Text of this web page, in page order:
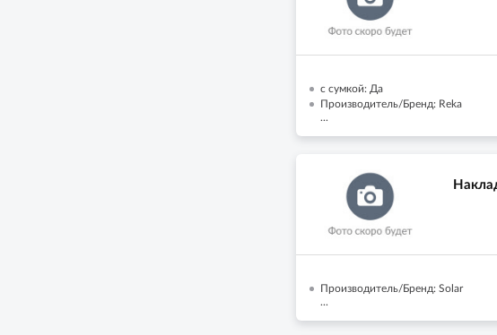
с сумкой: Да
Производитель/Бренд: Reka
...
Производитель/Бренд: Solar
...